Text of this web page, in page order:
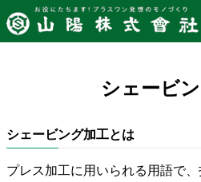
シェービ
シェービング加工とは
プレス加工に用いられる用語で